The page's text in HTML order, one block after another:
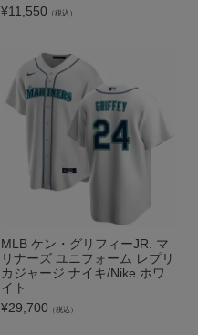
¥11,550 （税込）
MLB ケン・グリフィーJR. マ
リナーズ ユニフォーム レプリ
カジャージ ナイキ/Nike ホワ
イト
¥29,700 （税込）